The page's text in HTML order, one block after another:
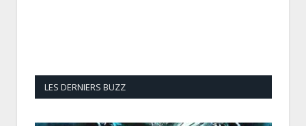
LES DERNIERS BUZZ